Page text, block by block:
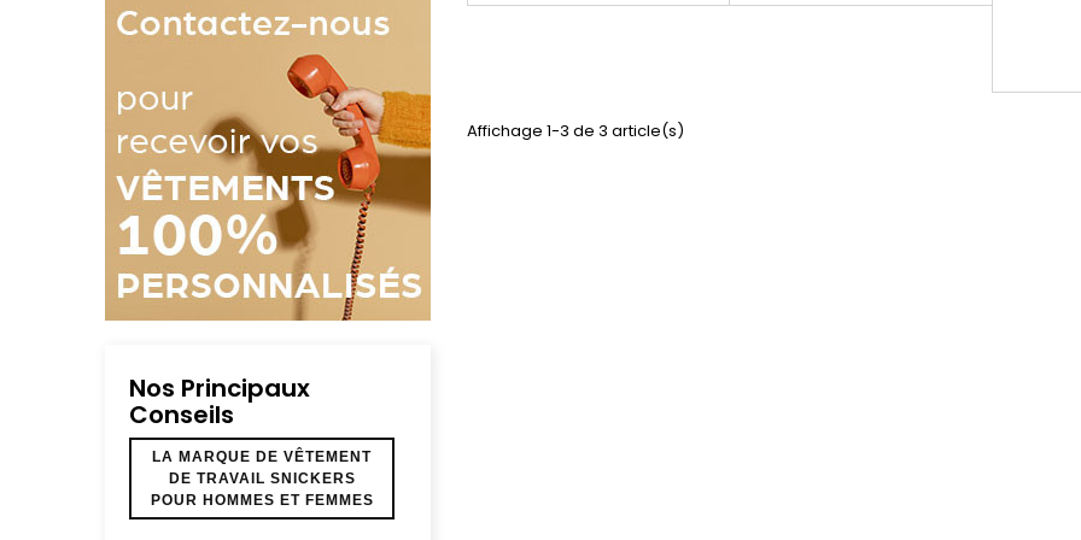
Nos Principaux
Conseils
LA MARQUE DE VÊTEMENT
DE TRAVAIL SNICKERS
POUR HOMMES ET FEMMES
rend idéales pour être
niveaux sonores...
Affichage 1-3 de 3 article(s)